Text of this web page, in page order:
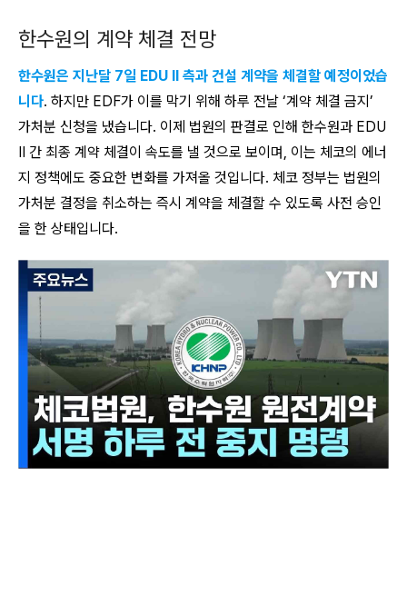
한수원의 계약 체결 전망
한수원은 지난달 7일 EDU II 측과 건설 계약을 체결할 예정이었습
니다. 하지만 EDF가 이를 막기 위해 하루 전날 ‘계약 체결 금지’
가처분 신청을 냈습니다. 이제 법원의 판결로 인해 한수원과 EDU
II 간 최종 계약 체결이 속도를 낼 것으로 보이며, 이는 체코의 에너
지 정책에도 중요한 변화를 가져올 것입니다. 체코 정부는 법원의
가처분 결정을 취소하는 즉시 계약을 체결할 수 있도록 사전 승인
을 한 상태입니다.